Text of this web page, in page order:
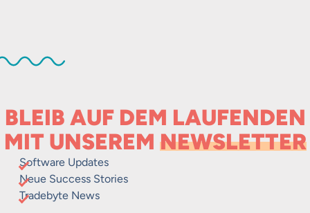
BLEIB AUF DEM LAUFENDEN
MIT UNSEREM NEWSLETTER
Software Updates
Neue Success Stories
Tradebyte News